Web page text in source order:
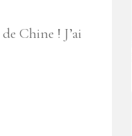
Chine ! J’ai